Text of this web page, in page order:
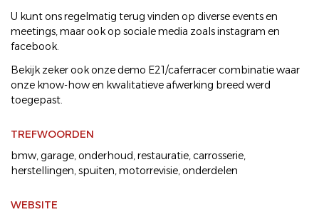
U kunt ons regelmatig terug vinden op diverse events en
meetings, maar ook op sociale media zoals instagram en
facebook.
Bekijk zeker ook onze demo E21/caferracer combinatie waar
onze know-how en kwalitatieve afwerking breed werd
toegepast.
TREFWOORDEN
bmw,garage,onderhoud,restauratie, carrosserie,
herstellingen,spuiten,motorrevisie,onderdelen
WEBSITE